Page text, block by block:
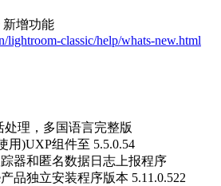
新增功能
lightroom-classic/help/whats-new.html
理，多国语言完整版
用)UXP组件至 5.5.0.54
器和匿名数据日志上报程序
品独立安装程序版本 5.11.0.522